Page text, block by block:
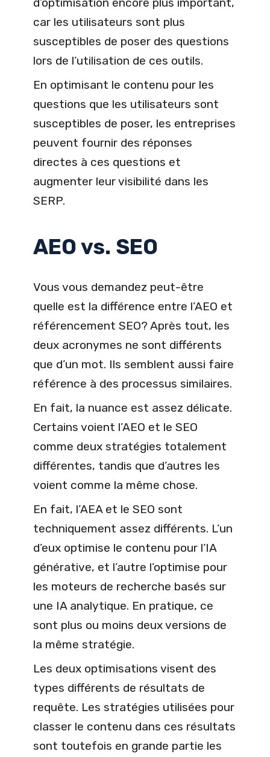
car les utilisateurs sont plus
susceptibles de poser des questions
lors de l’utilisation de ces outils.
En optimisant le contenu pour les
questions que les utilisateurs sont
susceptibles de poser, les entreprises
peuvent fournir des réponses
directes à ces questions et
augmenter leur visibilité dans les
SERP.
AEO vs. SEO
Vous vous demandez peut-être
quelle est la différence entre l’AEO et
référencement SEO? Après tout, les
deux acronymes ne sont différents
que d’un mot. Ils semblent aussi faire
référence à des processus similaires.
En fait, la nuance est assez délicate.
Certains voient l’AEO et le SEO
comme deux stratégies totalement
différentes, tandis que d’autres les
voient comme la même chose.
En fait, l’AEA et le SEO sont
techniquement assez différents. L’un
d’eux optimise le contenu pour l’IA
générative, et l’autre l’optimise pour
les moteurs de recherche basés sur
une IA analytique. En pratique, ce
sont plus ou moins deux versions de
la même stratégie.
Les deux optimisations visent des
types différents de résultats de
requête. Les stratégies utilisées pour
classer le contenu dans ces résultats
sont toutefois en grande partie les